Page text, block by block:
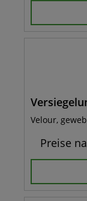
Velour,
Preise